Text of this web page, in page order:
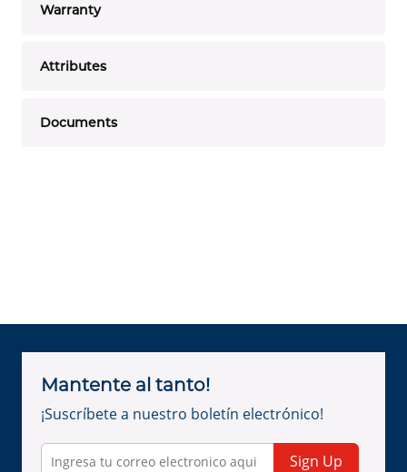
Warranty
Attributes
Documents
Mantente al tanto!
¡Suscríbete a nuestro boletín electrónico!
Sign Up